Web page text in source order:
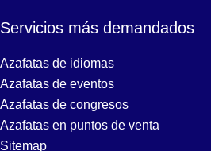
Servicios más demandados
Azafatas de idiomas
Azafatas de eventos
Azafatas de congresos
Azafatas en puntos de venta
Sitemap